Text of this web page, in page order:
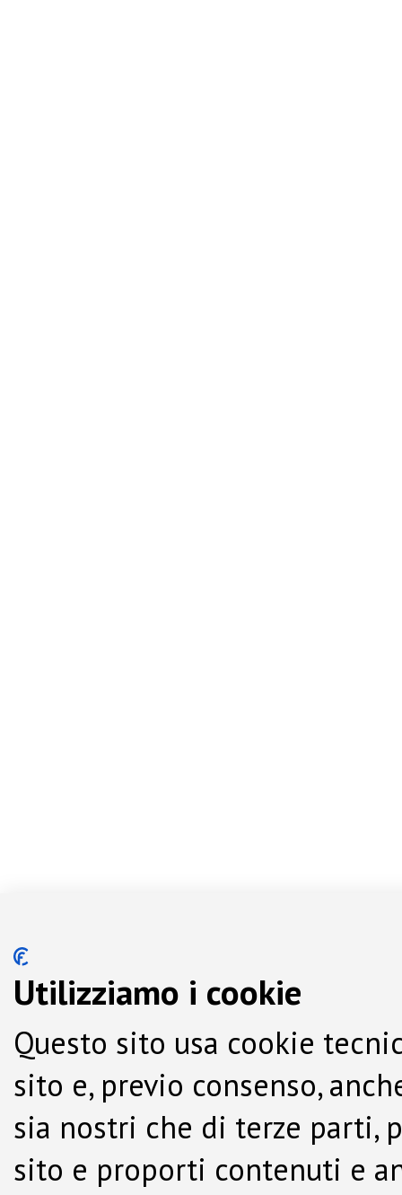
Utilizziamo i cookie
Questo sito usa cookie
sito e, previo consenso,
sia nostri che di terze parti,
sito e proporti contenuti e